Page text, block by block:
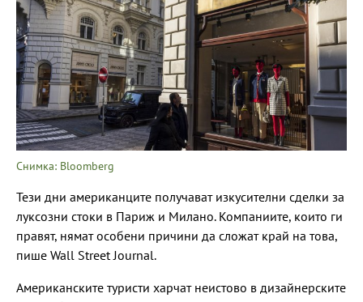
Снимка: Bloomberg
Тези дни американците получават изкусителни сделки за
луксозни стоки в Париж и Милано. Компаниите, които ги
правят, нямат особени причини да сложат край на това,
пише Wall Street Journal.
Американските туристи харчат неистово в дизайнерските